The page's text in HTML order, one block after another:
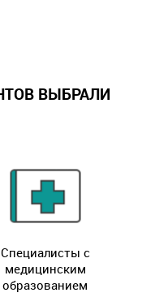
ВЫБРАЛИ
Специалисты с
медицинским
образованием